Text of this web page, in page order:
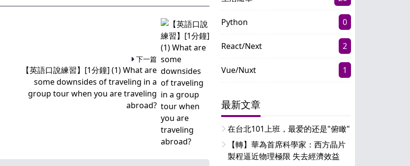
下一篇
【英語口說練習】[1分鐘] (1) What are
some downsides of traveling in a
group tour when you are traveling
abroad?
Python 0
React/Next 2
Vue/Nuxt 1
最新文章
在台北101上班，最爱的还是"俯瞰"
【轉】華為首席科學家：西方晶片
製程逼近物理極限 失去經濟效益